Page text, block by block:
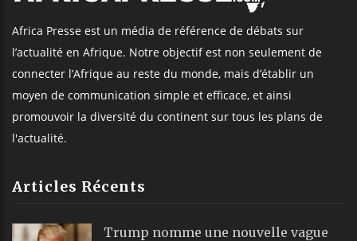
Africa Presse est un média de référence de débats sur
l’actualité en Afrique. Notre objectif est non seulement de
connecter l’Afrique au reste du monde, mais d’établir un
moyen de communication simple et efficace, et ainsi
promouvoir la diversité du continent sur tous les plans de
l'actualité.
Articles Récents
Trump nomme une nouvelle vague